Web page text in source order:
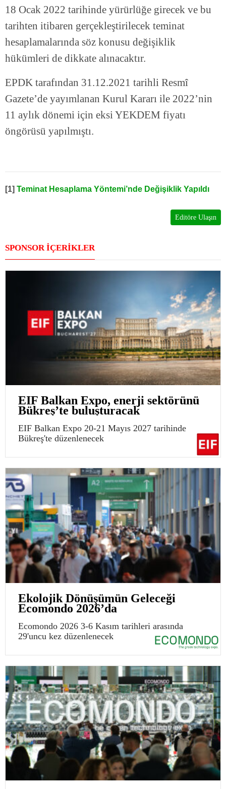
18 Ocak 2022 tarihinde yürürlüğe girecek ve bu
tarihten itibaren gerçekleştirilecek teminat
hesaplamalarında söz konusu değişiklik
hükümleri de dikkate alınacaktır.
EPDK tarafından 31.12.2021 tarihli Resmî
Gazete’de yayımlanan Kurul Kararı ile 2022’nin
11 aylık dönemi için eksi YEKDEM fiyatı
öngörüsü yapılmıştı.
[1] Teminat Hesaplama Yöntemi’nde Değişiklik Yapıldı
Editöre Ulaşın
SPONSOR İÇERİKLER
EIF Balkan Expo, enerji sektörünü
Bükreş’te buluşturacak
EIF Balkan Expo 20-21 Mayıs 2027 tarihinde
Bükreş'te düzenlenecek
Ekolojik Dönüşümün Geleceği
Ecomondo 2026’da
Ecomondo 2026 3-6 Kasım tarihleri arasında
29'uncu kez düzenlenecek